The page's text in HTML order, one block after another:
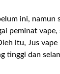
ini, namun
peminat
itu, Jus
tinggi dan